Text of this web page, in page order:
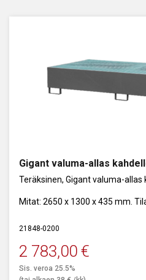
Gigant valuma-allas
Teräksinen, Gigant valuma-allas
Mitat: 2650 x 1300 x 435 mm.
21848-0200
2 783,00 €
Sis. veroa 25.5%